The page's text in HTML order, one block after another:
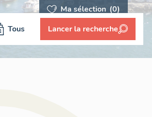
Ma sélection (0)
Tous Lancer la recherche